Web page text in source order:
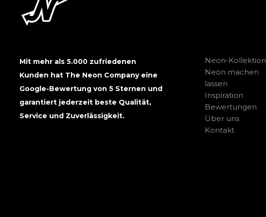
Mit mehr als 5.000 zufriedenen
Kunden hat The Neon Company eine
Google-Bewertung von 5 Sternen und
garantiert jederzeit beste Qualität,
Service und Zuverlässigkeit.
Neon-Kollektion
Neon machen
lassen
Inspiration
Bewertungen
Über uns
Kontakt